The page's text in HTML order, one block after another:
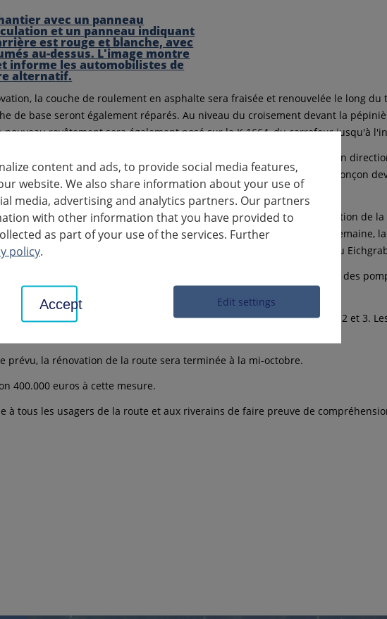
la couche de roulement en asphalte sera fraisée et renouvelée le long
de base seront également réparés. Au niveau du croisement devant la
revêtement sera également posé sur la K 1664, du carrefour jusqu'à
sera rénovée en trois étapes. La première section concerne la K 1664 en
de la Nordstraße et s'étend jusqu'au carrefour de la pépinière. Ce tronçon
la durée des travaux.
la K 1695 sera rénovée de la sortie de Poppenweiler jusqu'à l'intersection de
qui est également liée à une fermeture complète d'environ une semaine,
le quartier Hörnle de Marbach que depuis Marbach Sud ou
s'étend de la bifurcation vers le Hörnle jusqu'au rond-point près des
qu'en provenance de Poppen-weiler ou par Eichgraben.
Marbach et Poppenweiler ou Hörnle sera limitée pendant les tronçons 2 et 3.
prévu, la rénovation de la route sera terminée à la mi-octobre.
400.000 euros à cette mesure.
à tous les usagers de la route et aux riverains de faire preuve de
content and ads, to provide social media features,
website. We also share information about your use of
media, advertising and analytics partners. Our partners
with other information that you have provided to
as part of your use of the services. Further
policy.
Edit settings
Accept